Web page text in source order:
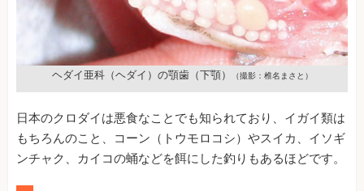
ヘダイ亜科（ヘダイ）の顎歯（下顎） （撮影：椎名まさと）
日本のクロダイは悪食なことでも知られており、イガイ類は
もちろんのこと、コーン（トウモロコシ）やスイカ、イソギ
ンチャク、カイコの蛹などを餌にした釣りもあるほどです。